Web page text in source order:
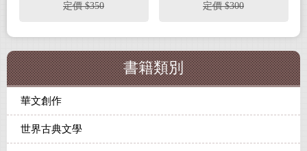
定價 $350
定價 $300
書籍類別
華文創作
世界古典文學